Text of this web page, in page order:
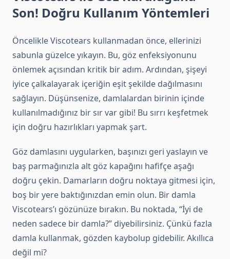
Son! Doğru Kullanım Yöntemleri
Öncelikle Viscotears kullanmadan önce, ellerinizi
sabunla güzelce yıkayın. Bu, göz enfeksiyonunu
önlemek açısından kritik bir adım. Ardından, şişeyi
iyice çalkalayarak içeriğin eşit şekilde dağılmasını
sağlayın. Düşünsenize, damlalardan birinin içinde
kullanılmadığınız bir sır var gibi! Bu sırrı keşfetmek
için doğru hazırlıkları yapmak şart.
Göz damlasını uygularken, başınızı geri yaslayın ve
baş parmağınızla alt göz kapağını hafifçe aşağı
doğru çekin. Damarların doğru noktaya gitmesi için,
boş bir yere baktığınızdan emin olun. Bir damla
Viscotears’ı gözünüze bırakın. Bu noktada, “İyi de
neden sadece bir damla?” diyebilirsiniz. Çünkü fazla
damla kullanmak, gözden kaybolup gidebilir. Akıllıca
değil mi?